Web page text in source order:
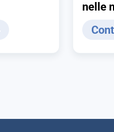
nelle